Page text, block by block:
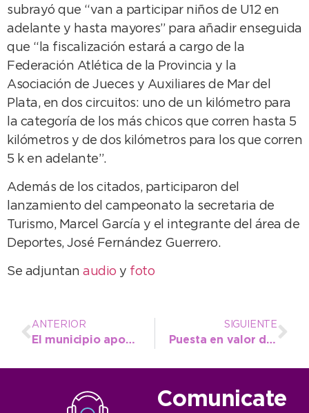
subrayó que “van a participar niños de U12 en
adelante y hasta mayores” para añadir enseguida
que “la fiscalización estará a cargo de la
Federación Atlética de la Provincia y la
Asociación de Jueces y Auxiliares de Mar del
Plata, en dos circuitos: uno de un kilómetro para
la categoría de los más chicos que corren hasta 5
kilómetros y de dos kilómetros para los que corren
5 k en adelante”.
Además de los citados, participaron del
lanzamiento del campeonato la secretaria de
Turismo, Marcel García y el integrante del área de
Deportes, José Fernández Guerrero.
Se adjuntan audio y foto
ANTERIOR
El municipio apoya la causa a beneficio del joven Franco Kristensen
SIGUIENTE
Puesta en valor del Patio de los Cerezos: Arturo Rojas valoró el trabajo conjunto con la comunidad japonesa
Comunicate